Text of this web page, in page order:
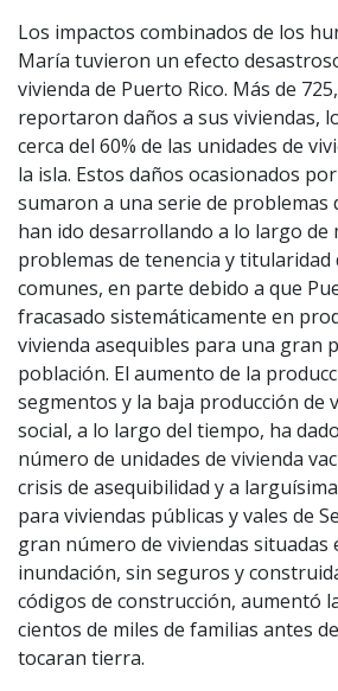
Los impactos combinados de los
María tuvieron un efecto
vivienda de Puerto Rico. Más de
reportaron daños a sus viviendas,
cerca del 60% de las unidades de
la isla. Estos daños ocasionados
sumaron a una serie de problemas
han ido desarrollando a lo largo de
problemas de tenencia y titularidad
comunes, en parte debido a que
fracasado sistemáticamente en
vivienda asequibles para una gran
población. El aumento de la
segmentos y la baja producción de
social, a lo largo del tiempo, ha
número de unidades de vivienda
crisis de asequibilidad y a
para viviendas públicas y vales de
gran número de viviendas situadas
inundación, sin seguros y
códigos de construcción, aumentó
cientos de miles de familias antes
tocaran tierra.